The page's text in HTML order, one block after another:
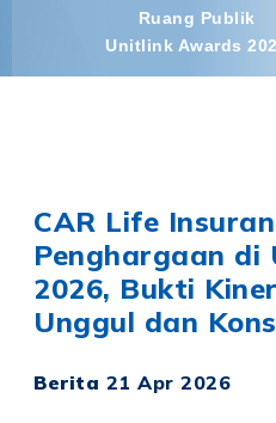
Ruang Publik
Unitlink Awards
CAR Life
Penghargaan
2026, Bukti
Unggul dan
Berita 21 Apr 2026